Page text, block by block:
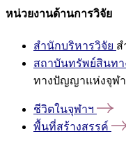
หน่วยงานด้านการวิจัย
สำนักบริหารวิจัย ส
สถาบันทรัพย์สินท
ทางปัญญาแห่งจุฬ
ชีวิตในจุฬาฯ
พื้นที่สร้างสรรค์